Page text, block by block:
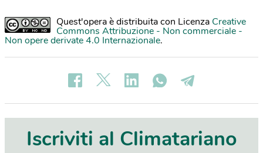
Quest'opera è distribuita con Licenza Creative
Commons Attribuzione - Non commerciale -
Non opere derivate 4.0 Internazionale.
Iscriviti al Climatariano